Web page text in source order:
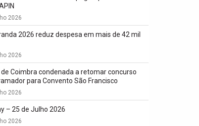
2026
2026 reduz despesa em mais de 42 mil
2026
Coimbra condenada a retomar concurso
para Convento São Francisco
2026
– 25 de Julho 2026
2026